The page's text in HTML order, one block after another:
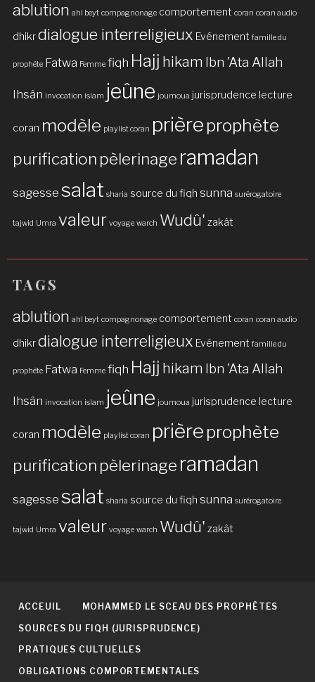
ablution ahl beyt compagnonage comportement coran coran audio
dhikrdialogue interreligieux Evénement famille du
prophète Fatwa Femme fiqh Hajj hikam Ibn 'Ata Allah
Ihsân invocation islam jeûne joumoua jurisprudence lecture
coran modèle playlist coran prière prophète
purification pèlerinage ramadan
sagesse salat sharia source du fiqh sunna surérogatoire
tajwid Umra valeur voyage warch Wudû' zakât
TAGS
ablution ahl beyt compagnonage comportement coran coran audio
dhikrdialogue interreligieux Evénement famille du
prophète Fatwa Femme fiqh Hajj hikam Ibn 'Ata Allah
Ihsân invocation islam jeûne joumoua jurisprudence lecture
coran modèle playlist coran prière prophète
purification pèlerinage ramadan
sagesse salat sharia source du fiqh sunna surérogatoire
tajwid Umra valeur voyage warch Wudû' zakât
ACCEUIL MOHAMMED LE SCEAU DES PROPHÈTES
SOURCES DU FIQH (JURISPRUDENCE)
PRATIQUES CULTUELLES
OBLIGATIONS COMPORTEMENTALES